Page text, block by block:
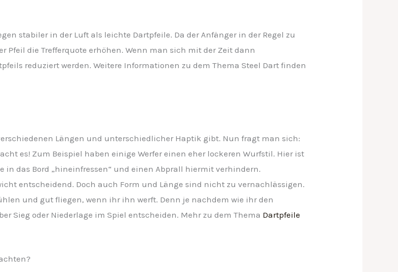
stabiler in der Luft als leichte Dartpfeile. Da der Anfänger in der Regel zu
Pfeil die Trefferquote erhöhen. Wenn man sich mit der Zeit dann
reduziert werden. Weitere Informationen zu dem Thema Steel Dart finden
Längen und unterschiedlicher Haptik gibt. Nun fragt man sich:
es! Zum Beispiel haben einige Werfer einen eher lockeren Wurfstil. Hier ist
in das Bord „hineinfressen“ und einen Abprall hiermit verhindern.
entscheidend. Doch auch Form und Länge sind nicht zu vernachlässigen.
und gut fliegen, wenn ihr ihn werft. Denn je nachdem wie ihr den
Sieg oder Niederlage im Spiel entscheiden. Mehr zu dem Thema Dartpfeile